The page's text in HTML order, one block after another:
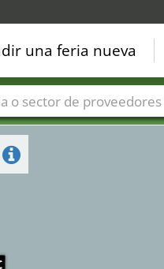
una feria nueva
ferias Sectores de